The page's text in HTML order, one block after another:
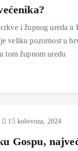
i župnog ureda u
veliku pozornost u
tom župnom uredu
15 kolovoza, 2024
Gospu,